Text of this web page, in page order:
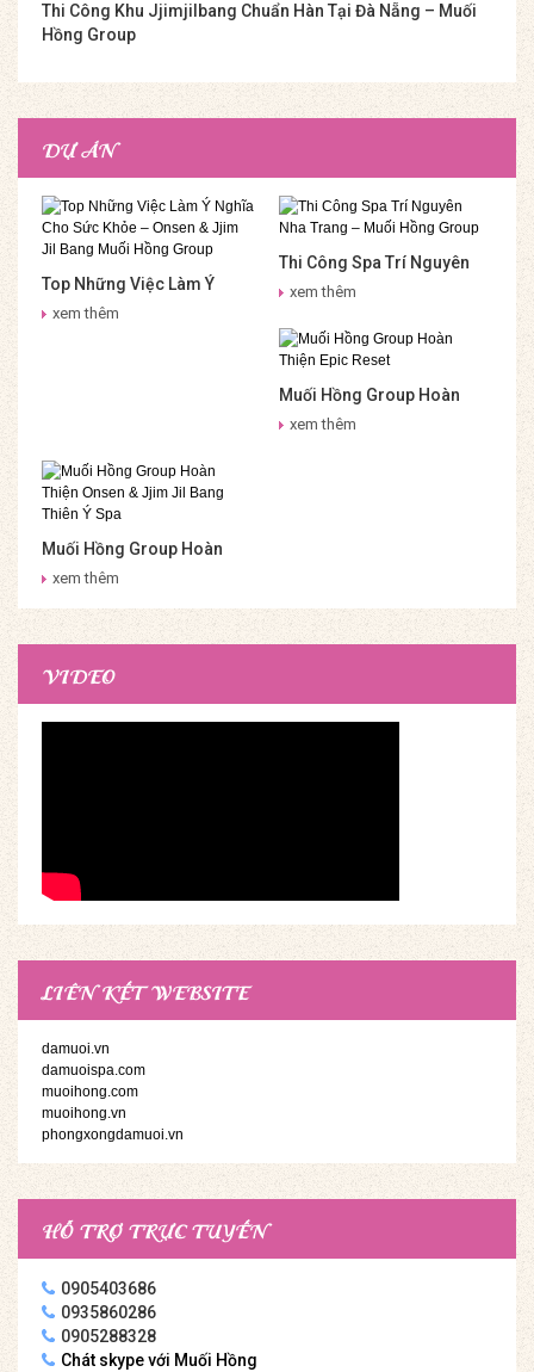
Thi Công Khu Jjimjilbang Chuẩn Hàn Tại Đà Nẵng – Muối
Hồng Group
DỰ ÁN
Top Những Việc Làm Ý
Nghĩa Cho Sức Khỏe –
xem thêm
Thi Công Spa Trí Nguyên
Nha Trang – Muối Hồng
xem thêm
Muối Hồng Group Hoàn
Thiện Epic Reset
xem thêm
Muối Hồng Group Hoàn
Thiện Onsen & Jjim Jil
xem thêm
VIDEO
LIÊN KẾT WEBSITE
damuoi.vn
damuoispa.com
muoihong.com
muoihong.vn
phongxongdamuoi.vn
HỖ TRỢ TRỰC TUYẾN
0905403686
0935860286
0905288328
Chát skype với Muối Hồng